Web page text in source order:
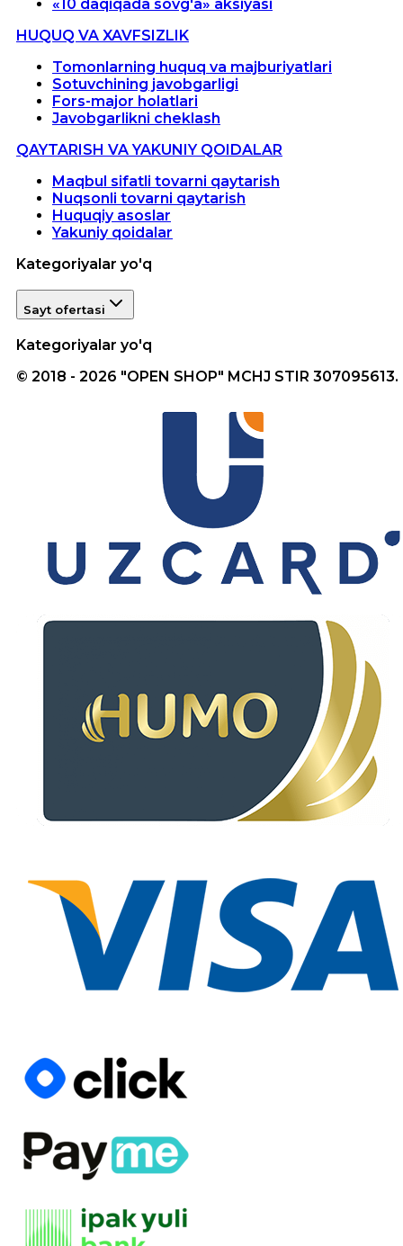
«10 daqiqada sovg'a» aksiyasi
HUQUQ VA XAVFSIZLIK
Tomonlarning huquq va majburiyatlari
Sotuvchining javobgarligi
Fors-major holatlari
Javobgarlikni cheklash
QAYTARISH VA YAKUNIY QOIDALAR
Maqbul sifatli tovarni qaytarish
Nuqsonli tovarni qaytarish
Huquqiy asoslar
Yakuniy qoidalar
Kategoriyalar yo'q
Sayt ofertasi
Kategoriyalar yo'q
© 2018 - 2026 "OPEN SHOP" MCHJ STIR 307095613.